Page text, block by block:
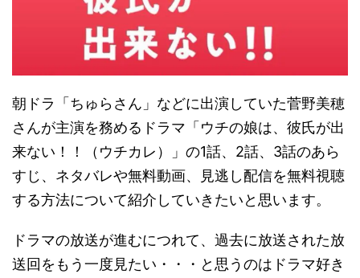
朝ドラ「ちゅらさん」などに出演していた菅野美穂
さんが主演を務めるドラマ「ウチの娘は、彼氏が出
来ない！！（ウチカレ）」の1話、2話、3話のあら
すじ、ネタバレや無料動画、見逃し配信を無料視聴
する方法について紹介していきたいと思います。
ドラマの放送が進むにつれて、過去に放送された放
送回をもう一度見たい・・・と思うのはドラマ好き